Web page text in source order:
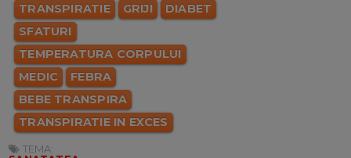
TRANSPIRATIE GRIJI
DIABET
SFATURI
TEMPERATURA CORPULUI
MEDIC
FEBRA
BEBE TRANSPIRA
TRANSPIRATIE IN EXCES
TEMA: